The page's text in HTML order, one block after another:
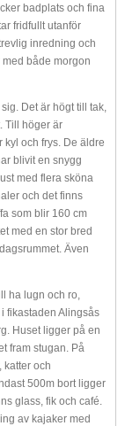
badplats och fina
fridfullt utanför
inredning och
både morgon
Det är högt till tak,
Till höger är
kyl och frys. De äldre
blivit en snygg
med flera sköna
och det finns
som blir 160 cm
med en stor bred
Även
ha lugn och ro,
fikastaden Alingsås
Huset ligger på en
fram stugan. På
katter och
500m bort ligger
glass, fik och café.
av kajaker med